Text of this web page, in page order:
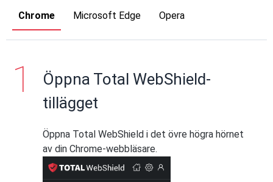
Chrome Microsoft Edge Opera
Öppna Total WebShield-
tillägget
Öppna Total WebShield i det övre högra hörnet
av din Chrome-webbläsare.